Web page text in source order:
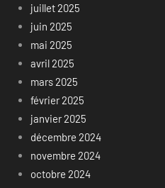
juillet 2025
juin 2025
mai 2025
avril 2025
mars 2025
février 2025
janvier 2025
décembre 2024
novembre 2024
octobre 2024